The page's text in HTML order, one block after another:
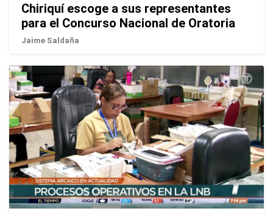
Chiriquí escoge a sus representantes
para el Concurso Nacional de Oratoria
Jaime Saldaña